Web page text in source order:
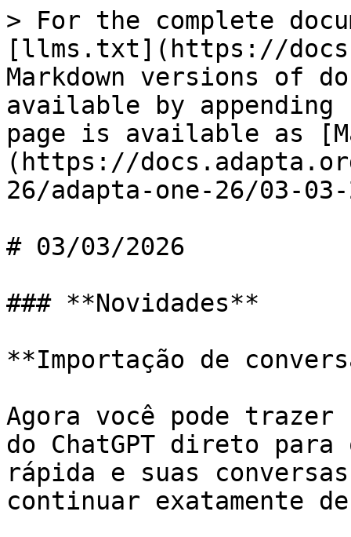
> For the complete
[llms.txt](https://
Markdown versions of
available by
page is available as
(https://
26/adapta-one-26/03-
# 03/03/2026
### **Novidades**
**Importação de
Agora você pode
do ChatGPT direto para
rápida e suas
continuar exatamente